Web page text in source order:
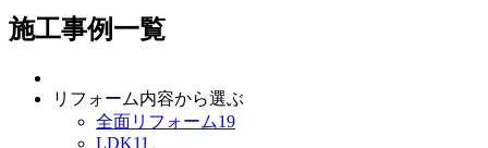
施工事例一覧
リフォーム内容から選ぶ
全面リフォーム19
LDK11